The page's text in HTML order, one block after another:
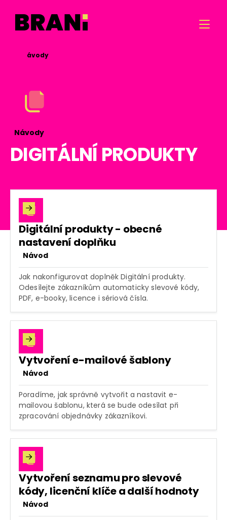

Návody
Návody
DIGITÁLNÍ PRODUKTY
Digitální produkty - obecné
nastavení doplňku
Návod

Jak nakonfigurovat doplněk Digitální produkty.
Odesílejte zákazníkům automaticky slevové kódy,
PDF, e-booky, licence i sériová čísla.
Vytvoření e-mailové šablony
Návod

Poradíme, jak správně vytvořit a nastavit e-
mailovou šablonu, která se bude odesílat při
zpracování objednávky zákazníkovi.
Vytvoření seznamu pro slevové
kódy, licenční klíče a další hodnoty
Návod
